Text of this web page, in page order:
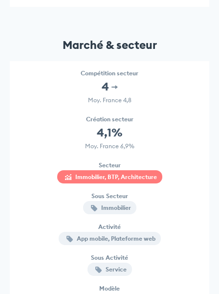
Marché & secteur
Compétition secteur
4
Moy. France 4,8
Création secteur
4,1%
Moy. France 6,9%
Secteur
Immobilier, BTP, Architecture
Sous Secteur
Immobilier
Activité
App mobile, Plateforme web
Sous Activité
Service
Modèle